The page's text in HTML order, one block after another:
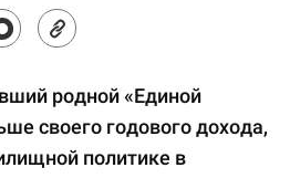
родной «Единой
своего годового дохода,
политике в